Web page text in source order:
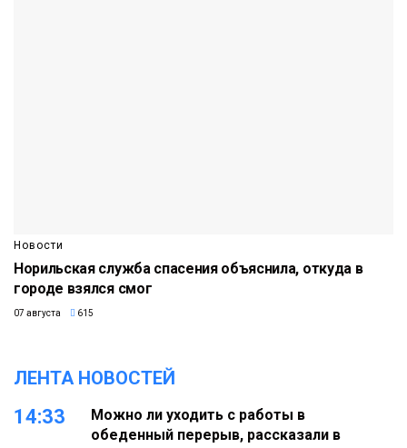
Новости
Норильская служба спасения объяснила, откуда в
городе взялся смог
07 августа 615
ЛЕНТА НОВОСТЕЙ
14:33
Можно ли уходить с работы в
обеденный перерыв, рассказали в